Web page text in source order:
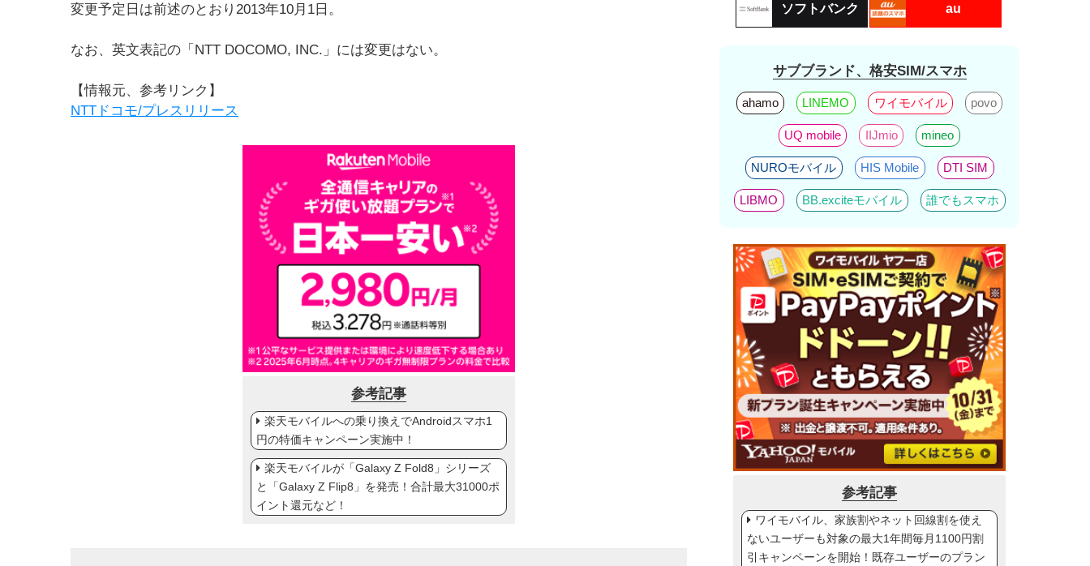
変更予定日は前述のとおり2013年10月1日。
なお、英文表記の「NTT DOCOMO, INC.」には変更はない。
【情報元、参考リンク】
NTTドコモ/プレスリリース
参考記事
楽天モバイルへの乗り換えでAndroidスマホ1
円の特価キャンペーン実施中！
楽天モバイルが「Galaxy Z Fold8」シリーズ
と「Galaxy Z Flip8」を発売！合計最大31000ポ
イント還元など！
ソフトバンク au
サブブランド、格安SIM/スマホ
ahamo LINEMO ワイモバイル povo
UQ mobile IIJmio mineo
NUROモバイル HIS Mobile DTI SIM
LIBMO BB.exciteモバイル 誰でもスマホ
参考記事
ワイモバイル、家族割やネット回線割を使え
ないユーザーも対象の最大1年間毎月1100円割
引キャンペーンを開始！既存ユーザーのプラン